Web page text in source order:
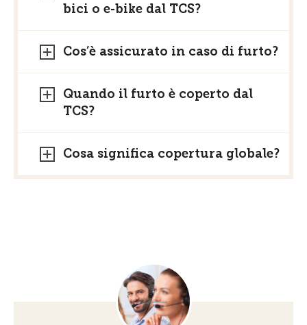
bici o e-bike dal TCS?
Cos’è assicurato in caso di furto?
Quando il furto è coperto dal
TCS?
Cosa significa copertura globale?